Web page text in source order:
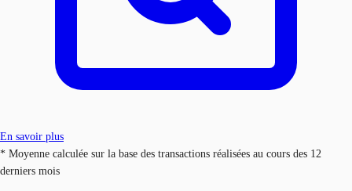
En savoir plus
* Moyenne calculée sur la base des transactions réalisées au cours des 12
derniers mois